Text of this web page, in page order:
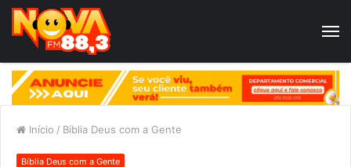
Início / Bíblia Deus com a Gente
Bíblia Deus com a Gente